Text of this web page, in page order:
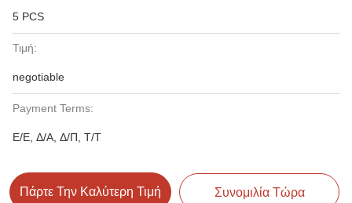
5 PCS
Τιμή:
negotiable
Payment Terms:
Ε/Ε, Δ/Α, Δ/Π, Τ/Τ
Πάρτε Την Καλύτερη Τιμή Συνομιλία Τώρα